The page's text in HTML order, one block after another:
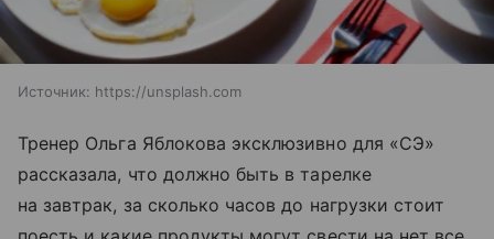
Источник: https://unsplash.com
Тренер Ольга Яблокова эксклюзивно для «СЭ»
рассказала, что должно быть в тарелке
на завтрак, за сколько часов до нагрузки стоит